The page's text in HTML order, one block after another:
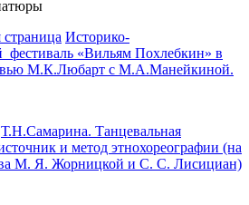
страница Историко-
фестиваль «Вильям Похлебкин» в
М.К.Любарт с М.А.Манейкиной.
Т.Н.Самарина. Танцевальная
и метод этнохореографии (на
М. Я. Жорницкой и С. С. Лисициан)